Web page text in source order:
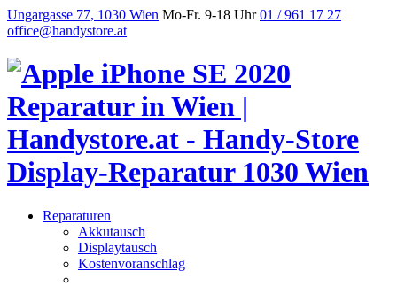
Ungargasse 77, 1030 Wien Mo-Fr. 9-18 Uhr 01 / 961 17 27
office@handystore.at
Reparaturen
Akkutausch
Displaytausch
Kostenvoranschlag